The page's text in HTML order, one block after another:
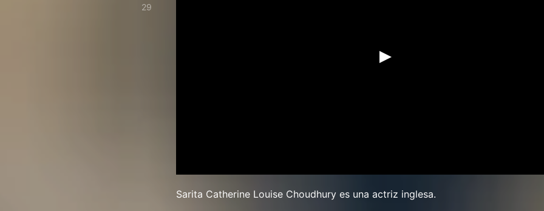
29
Sarita Catherine Louise Choudhury es una actriz inglesa.